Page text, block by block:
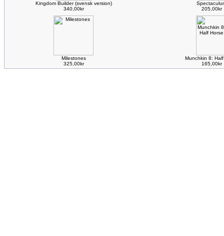
Kingdom Builder (svensk version)
340,00kr
205,00kr
Milestones
325,00kr
Munchkin 8:
165,00kr